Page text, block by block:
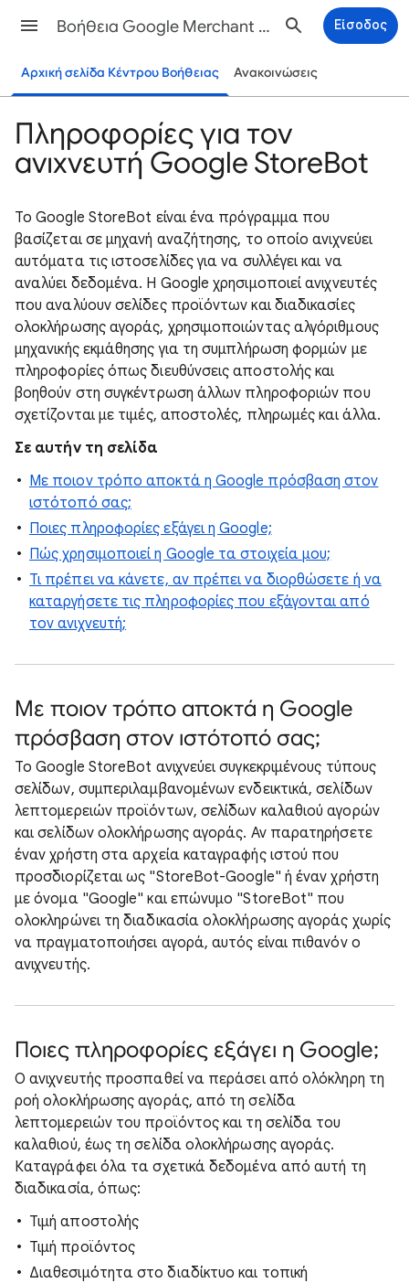
Βοήθεια Google Merchant Center Είσοδος
Αρχική σελίδα Κέντρου Βοήθειας Ανακοινώσεις
Πληροφορίες για τον
ανιχνευτή Google StoreBot
Το Google StoreBot είναι ένα πρόγραμμα που
βασίζεται σε μηχανή αναζήτησης, το οποίο ανιχνεύει
αυτόματα τις ιστοσελίδες για να συλλέγει και να
αναλύει δεδομένα. Η Google χρησιμοποιεί ανιχνευτές
που αναλύουν σελίδες προϊόντων και διαδικασίες
ολοκλήρωσης αγοράς, χρησιμοποιώντας αλγόριθμους
μηχανικής εκμάθησης για τη συμπλήρωση φορμών με
πληροφορίες όπως διευθύνσεις αποστολής και
βοηθούν στη συγκέντρωση άλλων πληροφοριών που
σχετίζονται με τιμές, αποστολές, πληρωμές και άλλα.
Σε αυτήν τη σελίδα
Με ποιον τρόπο αποκτά η Google πρόσβαση στον
ιστότοπό σας;
Ποιες πληροφορίες εξάγει η Google;
Πώς χρησιμοποιεί η Google τα στοιχεία μου;
Τι πρέπει να κάνετε, αν πρέπει να διορθώσετε ή να
καταργήσετε τις πληροφορίες που εξάγονται από
τον ανιχνευτή;
Με ποιον τρόπο αποκτά η Google
πρόσβαση στον ιστότοπό σας;
Το Google StoreBot ανιχνεύει συγκεκριμένους τύπους
σελίδων, συμπεριλαμβανομένων ενδεικτικά, σελίδων
λεπτομερειών προϊόντων, σελίδων καλαθιού αγορών
και σελίδων ολοκλήρωσης αγοράς. Αν παρατηρήσετε
έναν χρήστη στα αρχεία καταγραφής ιστού που
προσδιορίζεται ως "StoreBot-Google" ή έναν χρήστη
με όνομα "Google" και επώνυμο "StoreBot" που
ολοκληρώνει τη διαδικασία ολοκλήρωσης αγοράς χωρίς
να πραγματοποιήσει αγορά, αυτός είναι πιθανόν ο
ανιχνευτής.
Ποιες πληροφορίες εξάγει η Google;
Ο ανιχνευτής προσπαθεί να περάσει από ολόκληρη τη
ροή ολοκλήρωσης αγοράς, από τη σελίδα
λεπτομερειών του προϊόντος και τη σελίδα του
καλαθιού, έως τη σελίδα ολοκλήρωσης αγοράς.
Καταγράφει όλα τα σχετικά δεδομένα από αυτή τη
διαδικασία, όπως:
Τιμή αποστολής
Τιμή προϊόντος
Διαθεσιμότητα στο διαδίκτυο και τοπική